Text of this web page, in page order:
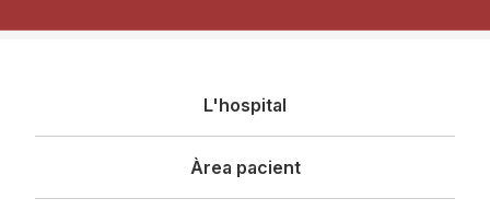
principal
L'hospital
Àrea pacient